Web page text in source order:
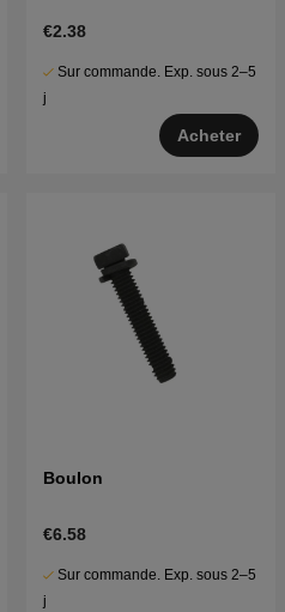
€2.38
Sur commande. Exp. sous 2–5
j
Acheter
Boulon
€6.58
Sur commande. Exp. sous 2–5
j